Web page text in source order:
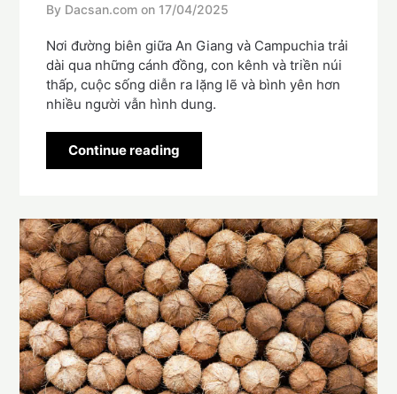
By Dacsan.com on 17/04/2025
Nơi đường biên giữa An Giang và Campuchia trải
dài qua những cánh đồng, con kênh và triền núi
thấp, cuộc sống diễn ra lặng lẽ và bình yên hơn
nhiều người vẫn hình dung.
Continue reading